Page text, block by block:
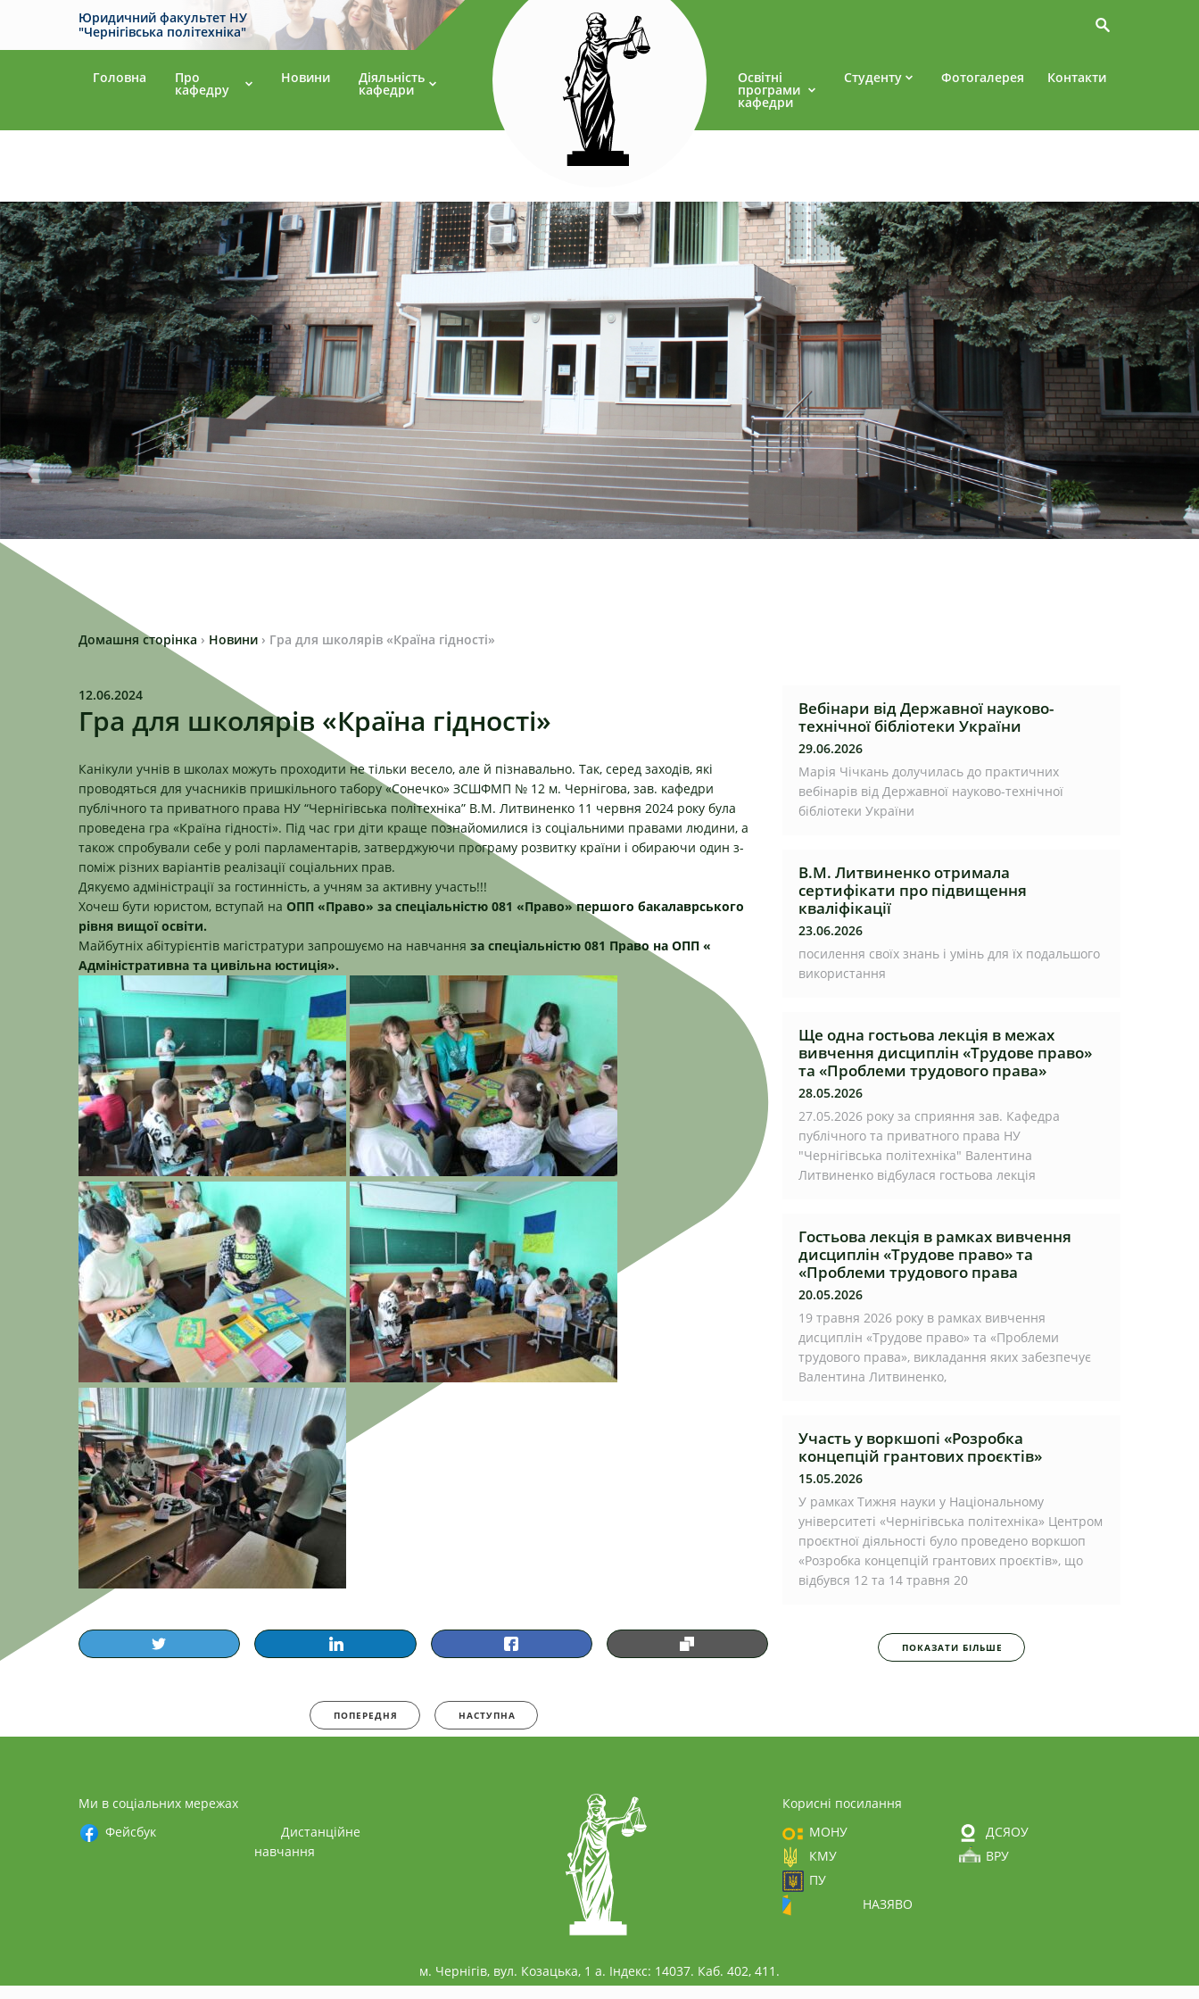
Юридичний факультет НУ
"Чернігівська політехніка"
Головна Про
кафедру
Новини Діяльність
кафедри
Освітні
програми
кафедри
Студенту Фотогалерея Контакти
Домашня сторінка › Новини › Гра для школярів «Країна гідності»
12.06.2024
Гра для школярів «Країна гідності»
Канікули учнів в школах можуть проходити не тільки весело, але й пізнавально. Так, серед заходів, які
проводяться для учасників пришкільного табору «Сонечко» ЗСШФМП № 12 м. Чернігова, зав. кафедри
публічного та приватного права НУ “Чернігівська політехніка” В.М. Литвиненко 11 червня 2024 року була
проведена гра «Країна гідності». Під час гри діти краще познайомилися із соціальними правами людини, а
також спробували себе у ролі парламентарів, затверджуючи програму розвитку країни і обираючи один з-
поміж різних варіантів реалізації соціальних прав.
Дякуємо адміністрації за гостинність, а учням за активну участь!!!
Хочеш бути юристом, вступай на ОПП «Право» за спеціальністю 081 «Право» першого бакалаврського
рівня вищої освіти.
Майбутніх абітурієнтів магістратури запрошуємо на навчання за спеціальністю 081 Право на ОПП «
Адміністративна та цивільна юстиція».
ПОПЕРЕДНЯ НАСТУПНА
Вебінари від Державної науково-
технічної бібліотеки України
29.06.2026
Марія Чічкань долучилась до практичних
вебінарів від Державної науково-технічної
бібліотеки України
В.М. Литвиненко отримала
сертифікати про підвищення
кваліфікації
23.06.2026
посилення своїх знань і умінь для їх подальшого
використання
Ще одна гостьова лекція в межах
вивчення дисциплін «Трудове право»
та «Проблеми трудового права»
28.05.2026
27.05.2026 року за сприяння зав. Кафедра
публічного та приватного права НУ
"Чернігівська політехніка" Валентина
Литвиненко відбулася гостьова лекція
Гостьова лекція в рамках вивчення
дисциплін «Трудове право» та
«Проблеми трудового права
20.05.2026
19 травня 2026 року в рамках вивчення
дисциплін «Трудове право» та «Проблеми
трудового права», викладання яких забезпечує
Валентина Литвиненко,
Участь у воркшопі «Розробка
концепцій грантових проєктів»
15.05.2026
У рамках Тижня науки у Національному
університеті «Чернігівська політехніка» Центром
проєктної діяльності було проведено воркшоп
«Розробка концепцій грантових проєктів», що
відбувся 12 та 14 травня 20
ПОКАЗАТИ БІЛЬШЕ
Ми в соціальних мережах
Фейсбук
Дистанційне
навчання
Корисні посилання
МОНУ
ДСЯОУ
КМУ
ВРУ
ПУ
НАЗЯВО
м. Чернігів, вул. Козацька, 1 а. Індекс: 14037. Каб. 402, 411.